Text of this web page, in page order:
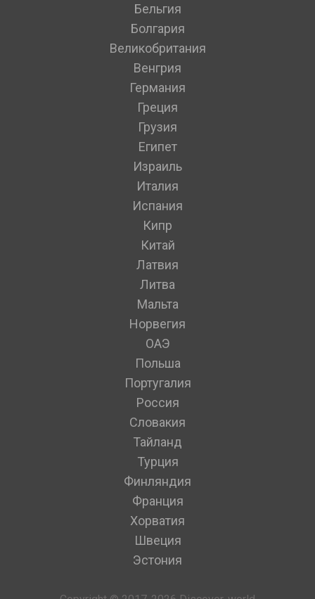
Бельгия
Болгария
Великобритания
Венгрия
Германия
Греция
Грузия
Египет
Израиль
Италия
Испания
Кипр
Китай
Латвия
Литва
Мальта
Норвегия
ОАЭ
Польша
Португалия
Россия
Словакия
Тайланд
Турция
Финляндия
Франция
Хорватия
Швеция
Эстония